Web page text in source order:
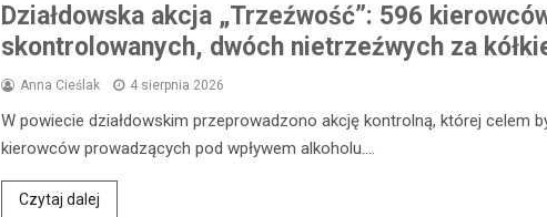
Działdowska akcja „Trzeźwość”: 596
skontrolowanych, dwóch nietrzeźwych za
Anna Cieślak 4 sierpnia 2026
W powiecie działdowskim przeprowadzono akcję kontrolną, której celem
kierowców prowadzących pod wpływem alkoholu.…
Czytaj dalej